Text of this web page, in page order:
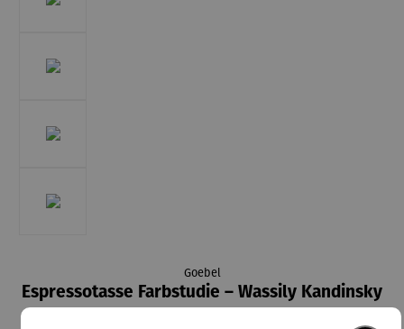
Goebel
Espressotasse Farbstudie – Wassily Kandinsky